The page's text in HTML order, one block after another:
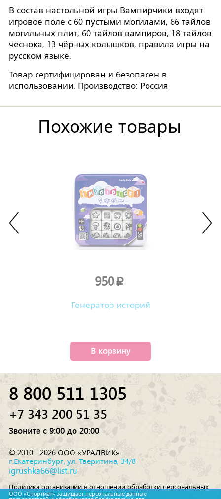
В состав настольной игры Вампирчики входят:
игровое поле с 60 пустыми могилами, 66 тайлов
могильных плит, 60 тайлов вампиров, 18 тайлов
чеснока, 13 чёрных колышков, правила игры на
русском языке.
Товар сертифицирован и безопасен в
использовании. Производство: Россия
Похожие товары
950p
Генератор историй
В корзину
8 800 511 1305
+7 343 200 51 35
Звоните с 9:00 до 20:00
© 2010 - 2026 ООО «УРАЛВИК»
г.Екатеринбург, ул. Тверитина, 34/8
igrushka66@list.ru
Политика организации в отношении обработки персональных
данных на сайте
ООО «Спортмат» защищает персональные данные